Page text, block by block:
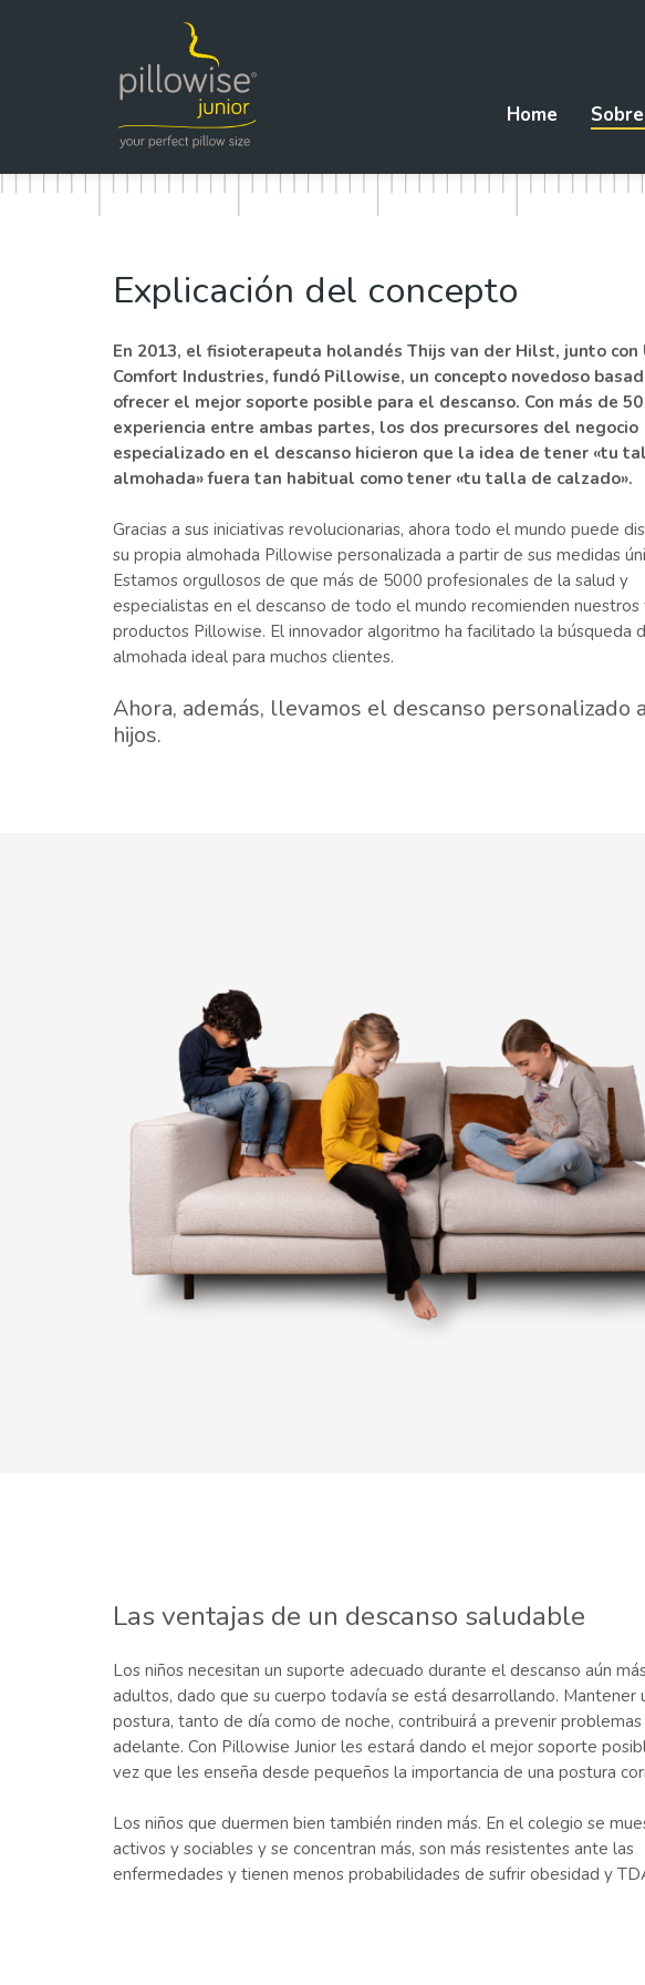
Home
Explicación del concepto
En 2013, el fisioterapeuta holandés Thijs van der Hilst, junto con
Comfort Industries, fundó Pillowise, un concepto novedoso
ofrecer el mejor soporte posible para el descanso. Con más de
experiencia entre ambas partes, los dos precursores del negocio
especializado en el descanso hicieron que la idea de tener «tu
almohada» fuera tan habitual como tener «tu talla de calzado».
Gracias a sus iniciativas revolucionarias, ahora todo el mundo puede
su propia almohada Pillowise personalizada a partir de sus medidas
Estamos orgullosos de que más de 5000 profesionales de la salud y
especialistas en el descanso de todo el mundo recomienden nuestros
productos Pillowise. El innovador algoritmo ha facilitado la búsqueda
almohada ideal para muchos clientes.
Ahora, además, llevamos el descanso personalizado
hijos.
Las ventajas de un descanso saludable
Los niños necesitan un suporte adecuado durante el descanso aún
adultos, dado que su cuerpo todavía se está desarrollando. Mantener
postura, tanto de día como de noche, contribuirá a prevenir problemas
adelante. Con Pillowise Junior les estará dando el mejor soporte
vez que les enseña desde pequeños la importancia de una postura
Los niños que duermen bien también rinden más. En el colegio se
activos y sociables y se concentran más, son más resistentes ante las
enfermedades y tienen menos probabilidades de sufrir obesidad y